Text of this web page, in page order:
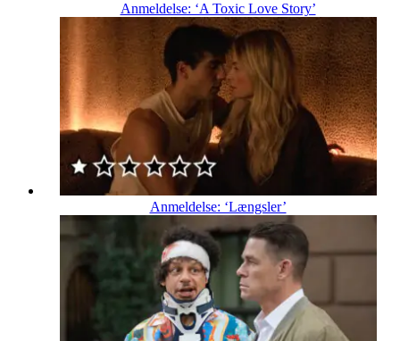
Anmeldelse: ‘A Toxic Love Story’
Anmeldelse: ‘Længsler’